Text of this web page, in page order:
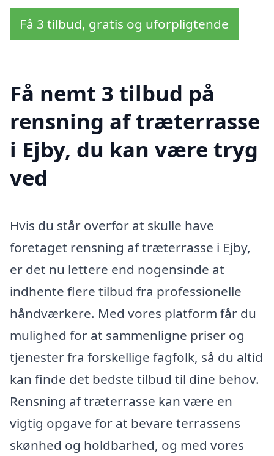
Få 3 tilbud, gratis og uforpligtende
Få nemt 3 tilbud på
rensning af træterrasse
i Ejby, du kan være tryg
ved
Hvis du står overfor at skulle have
foretaget rensning af træterrasse i Ejby,
er det nu lettere end nogensinde at
indhente flere tilbud fra professionelle
håndværkere. Med vores platform får du
mulighed for at sammenligne priser og
tjenester fra forskellige fagfolk, så du altid
kan finde det bedste tilbud til dine behov.
Rensning af træterrasse kan være en
vigtig opgave for at bevare terrassens
skønhed og holdbarhed, og med vores